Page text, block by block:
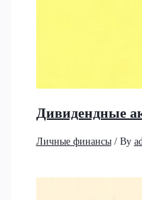
Дивидендные
Личные финансы/ By